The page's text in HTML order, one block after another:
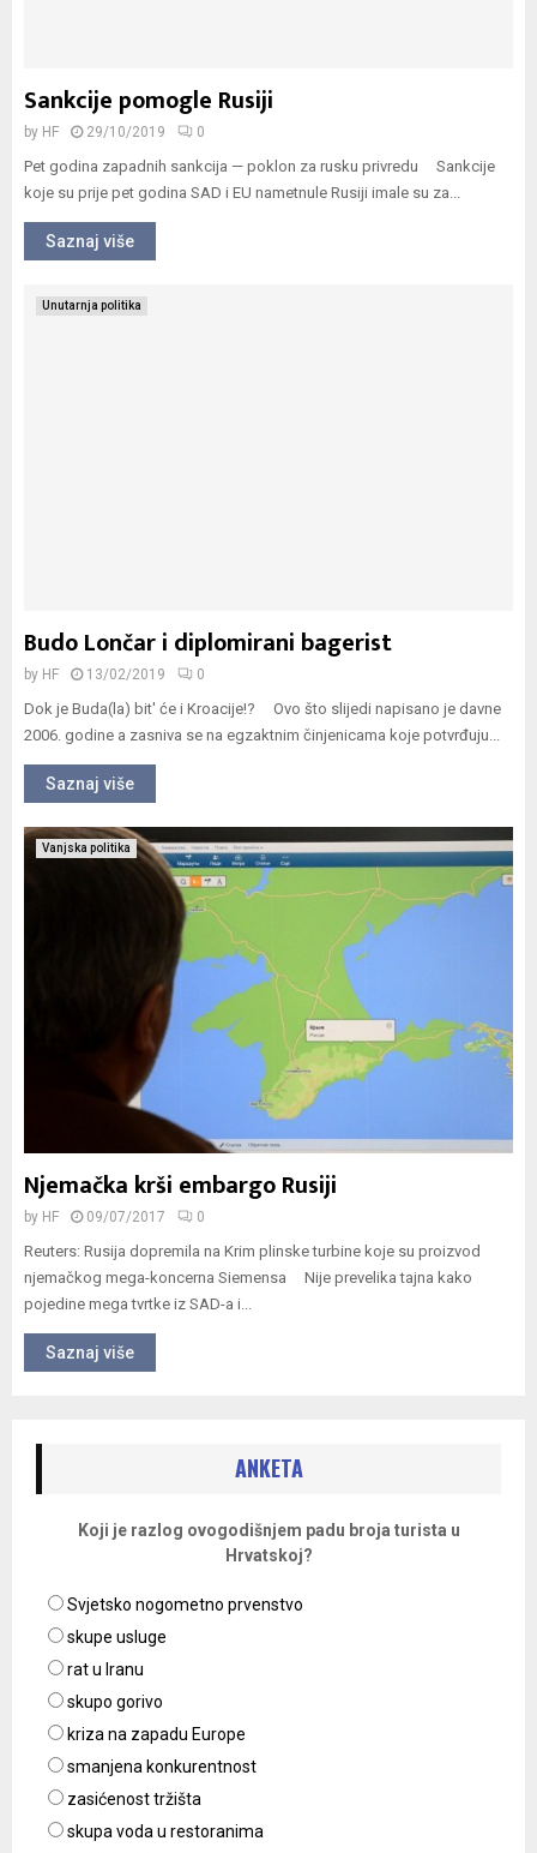
Sankcije pomogle Rusiji
by HF 29/10/2019 0
Pet godina zapadnih sankcija — poklon za rusku privredu Sankcije
koje su prije pet godina SAD i EU nametnule Rusiji imale su za...
Saznaj više
Unutarnja politika
Budo Lončar i diplomirani bagerist
by HF 13/02/2019 0
Dok je Buda(la) bit' će i Kroacije!? Ovo što slijedi napisano je davne
2006. godine a zasniva se na egzaktnim činjenicama koje potvrđuju...
Saznaj više
Vanjska politika
Njemačka krši embargo Rusiji
by HF 09/07/2017 0
Reuters: Rusija dopremila na Krim plinske turbine koje su proizvod
njemačkog mega-koncerna Siemensa Nije prevelika tajna kako
pojedine mega tvrtke iz SAD-a i...
Saznaj više
ANKETA
Koji je razlog ovogodišnjem padu broja turista u
Hrvatskoj?
Svjetsko nogometno prvenstvo
skupe usluge
rat u Iranu
skupo gorivo
kriza na zapadu Europe
smanjena konkurentnost
zasićenost tržišta
skupa voda u restoranima